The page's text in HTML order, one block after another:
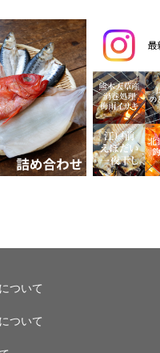
ついて
ついて